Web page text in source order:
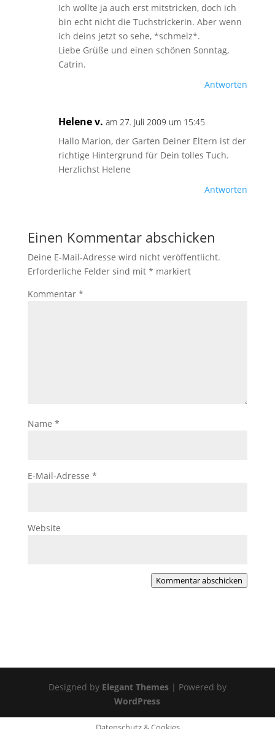
Ich wollte ja auch erst mitstricken, doch ich
bin echt nicht die Tuchstrickerin. Aber wenn
ich deins jetzt so sehe, *schmelz*.
Liebe Grüße und einen schönen Sonntag,
Catrin.
Antworten
Helene v. am 27. Juli 2009 um 15:45
Hallo Marion, der Garten Deiner Eltern ist der
richtige Hintergrund für Dein tolles Tuch.
Herzlichst Helene
Antworten
Einen Kommentar abschicken
Deine E-Mail-Adresse wird nicht veröffentlicht.
Erforderliche Felder sind mit * markiert
Kommentar *
Name *
E-Mail-Adresse *
Website
Kommentar abschicken
Designed by Elegant Themes| Powered by
WordPress